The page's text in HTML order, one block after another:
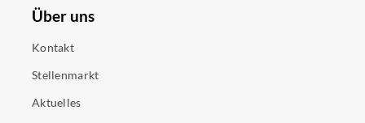
Über uns
Kontakt
Stellenmarkt
Aktuelles